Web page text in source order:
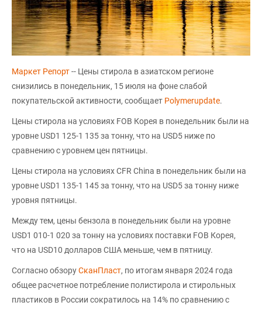
Маркет Репорт-- Цены стирола в азиатском регионе
снизились в понедельник, 15 июля на фоне слабой
покупательской активности, сообщает Polymerupdate.
Цены стирола на условиях FOB Корея в понедельник были на
уровне USD1 125-1 135 за тонну, что на USD5 ниже по
сравнению с уровнем цен пятницы.
Цены стирола на условиях CFR China в понедельник были на
уровне USD1 135-1 145 за тонну, что на USD5 за тонну ниже
уровня пятницы.
Между тем, цены бензола в понедельник были на уровне
USD1 010-1 020 за тонну на условиях поставки FOB Корея,
что на USD10 долларов США меньше, чем в пятницу.
Согласно обзоруСканПласт, по итогам января 2024 года
общее расчетное потребление полистирола и стирольных
пластиков в России сократилось на 14% по сравнению с